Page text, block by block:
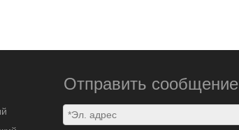
Отправить сообщение